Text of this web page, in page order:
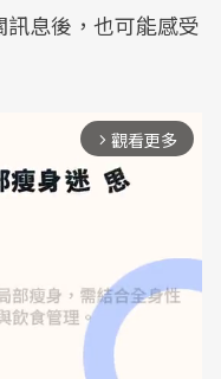
息後，也可能感受
arrow_forward_ios 觀看更多